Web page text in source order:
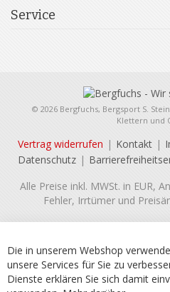
Service
© 2026 Bergfuchs, Bergsport S.
Klettern und
Vertrag widerrufen Kontakt
Datenschutz
Alle Preise inkl. MWSt. in EUR,
Fehler, Irrtümer und
Die in unserem Webshop
unsere Services für Sie zu
Dienste erklären Sie sich damit